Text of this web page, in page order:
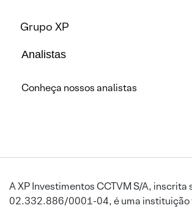
Grupo XP
Analistas
Conheça nossos analistas
A XP Investimentos CCTVM S/A, inscrita
02.332.886/0001-04, é uma instituição